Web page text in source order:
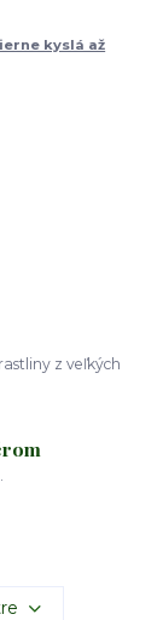
kyslá až
z veľkých